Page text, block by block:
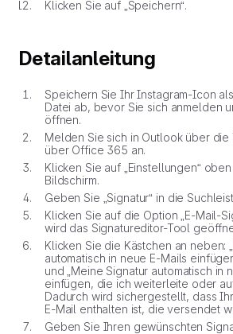
Klicken Sie auf „Speichern“.
Detailanleitung
Speichern Sie Ihr Instagram-Icon
Datei ab, bevor Sie sich anmelden
öffnen.
Melden Sie sich in Outlook über
über Office 365 an.
Klicken Sie auf „Einstellungen“
Bildschirm.
Geben Sie „Signatur“ in die
Klicken Sie auf die Option „E-Mail-
wird das Signatureditor-Tool
Klicken Sie die Kästchen an neben:
automatisch in neue E-Mails
und „Meine Signatur automatisch in
einfügen, die ich weiterleite oder
Dadurch wird sichergestellt, dass
E-Mail enthalten ist, die versendet
Geben Sie Ihren gewünschten